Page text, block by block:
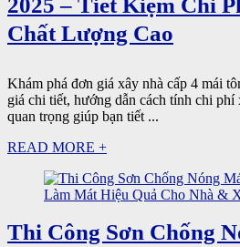
2025 – Tiết Kiệm Chi
Chất Lượng Cao
Khám phá đơn giá xây nhà cấp 4 mái
giá chi tiết, hướng dẫn cách tính chi
quan trọng giúp bạn tiết ...
READ MORE +
Thi Công Sơn Chống